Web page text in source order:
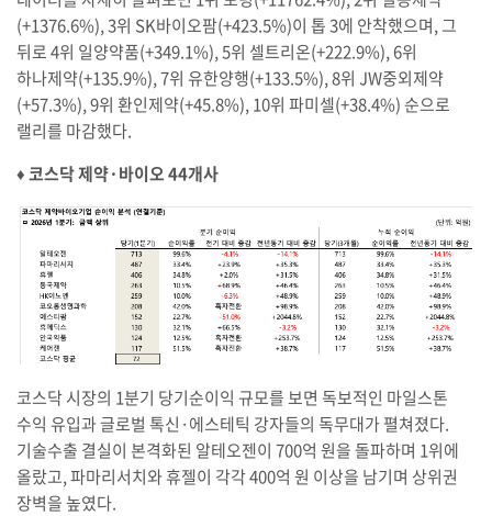
(+1376.6%), 3위 SK바이오팜(+423.5%)이 톱 3에 안착했으며, 그
뒤로 4위 일양약품(+349.1%), 5위 셀트리온(+222.9%), 6위
하나제약(+135.9%), 7위 유한양행(+133.5%), 8위 JW중외제약
(+57.3%), 9위 환인제약(+45.8%), 10위 파미셀(+38.4%) 순으로
랠리를 마감했다.
♦︎ 코스닥 제약·바이오 44개사
코스닥 시장의 1분기 당기순이익 규모를 보면 독보적인 마일스톤
수익 유입과 글로벌 톡신·에스테틱 강자들의 독무대가 펼쳐졌다.
기술수출 결실이 본격화된 알테오젠이 700억 원을 돌파하며 1위에
올랐고, 파마리서치와 휴젤이 각각 400억 원 이상을 남기며 상위권
장벽을 높였다.